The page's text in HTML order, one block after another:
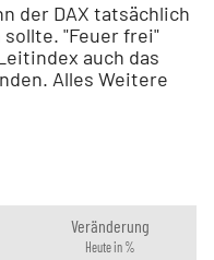
der DAX tatsächlich
sollte. "Feuer frei"
auch das
Alles Weitere
Veränderung
Heute in %